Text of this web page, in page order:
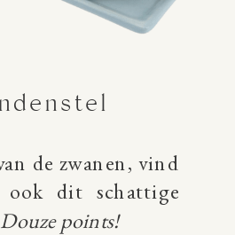
de zwanen, vind
dit schattige
Douze points!